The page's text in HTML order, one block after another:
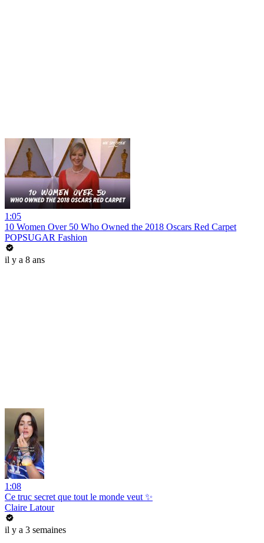
1:05
10 Women Over 50 Who Owned the 2018 Oscars Red Carpet
POPSUGAR Fashion
il y a 8 ans
1:08
Ce truc secret que tout le monde veut ✨
Claire Latour
il y a 3 semaines